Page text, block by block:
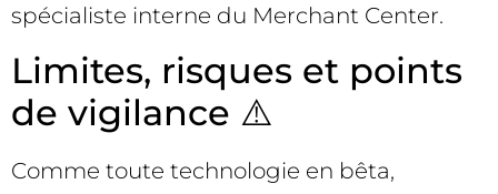
spécialiste interne du Merchant Center.
Limites, risques et points
de vigilance ⚠️
Comme toute technologie en bêta,